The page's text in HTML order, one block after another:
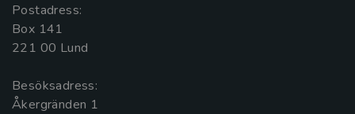
Postadress:
Box 141
221 00 Lund
Besöksadress:
Åkergränden 1